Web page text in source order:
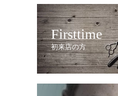
Firsttime
初来店の方